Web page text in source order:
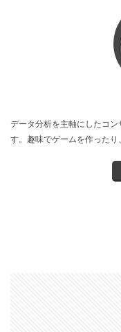
データ分析を主軸にしたコ
す。趣味でゲームを作ったり